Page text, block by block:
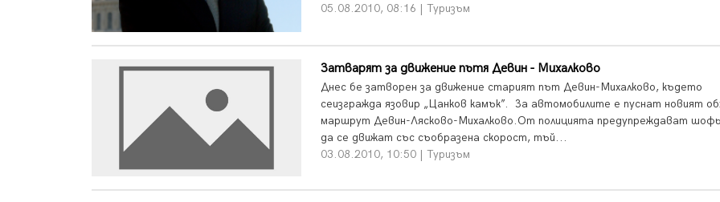
05.08.2010, 08:16 | Туризъм
Затварят за движение пътя Девин - Михалково
Днес бе затворен за движение старият път Девин-Михалково, където
сеизгражда язовир „Цанков камък”. За автомобилите е пуснат новият
маршрут Девин-Лясково-Михалково.От полицията предупреждават
да се движат със съобразена скорост, тъй...
03.08.2010, 10:50 | Туризъм